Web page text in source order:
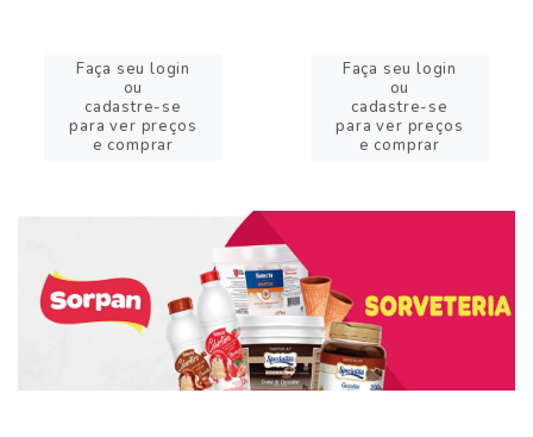
Faça seu login
ou
cadastre-se
para ver preços
e comprar
Faça seu login
ou
cadastre-se
para ver preços
e comprar